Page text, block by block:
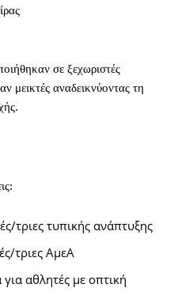
σε ξεχωριστές
μεικτές αναδεικνύοντας τη
τριες τυπικής ανάπτυξης
τριες ΑμεΑ
αθλητές με οπτική